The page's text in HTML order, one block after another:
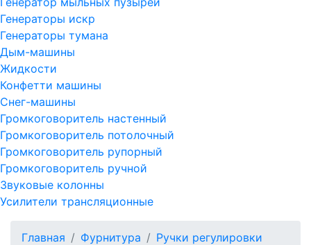
Генераторы искр
Генераторы тумана
Дым-машины
Жидкости
Конфетти машины
Снег-машины
Громкоговоритель настенный
Громкоговоритель потолочный
Громкоговоритель рупорный
Громкоговоритель ручной
Звуковые колонны
Усилители трансляционные
Главная Фурнитура Ручки регулировки